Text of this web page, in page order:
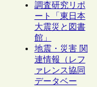
調査研究リポ
ート「東日本
大震災と図書
館」
地震・災害 関
連情報（レフ
ァレンス協同
データベー